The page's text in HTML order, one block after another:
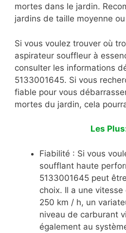
mortes dans le jardin.
jardins de taille moyenne
Si vous voulez trouver où
aspirateur souffleur à
consulter les informations
5133001645. Si vous
fiable pour vous
mortes du jardin, cela
Les
Fiabilité : Si vous
soufflant haute
5133001645 peut
choix. Il a une
250 km / h, un
niveau de carburant
également au